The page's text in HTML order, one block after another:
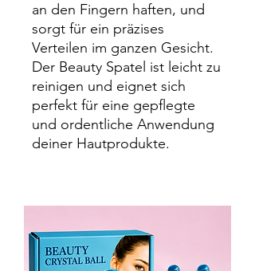
an den Fingern haften, und
sorgt für ein präzises
Verteilen im ganzen Gesicht.
Der Beauty Spatel ist leicht zu
reinigen und eignet sich
perfekt für eine gepflegte
und ordentliche Anwendung
deiner Hautprodukte.